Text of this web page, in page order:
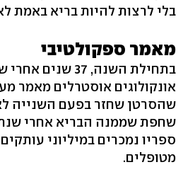
בלי לרצות להיות בריא באמת
מאמר ספקולטיבי
בתחילת השנה, 37
אונקולוגים אוסטרלים מאמר
שהסרטן שחזר בפעם השנייה
שחפת שממנה הבריא אחרי
ספריו נמכרים במיליוני
מטופלים.